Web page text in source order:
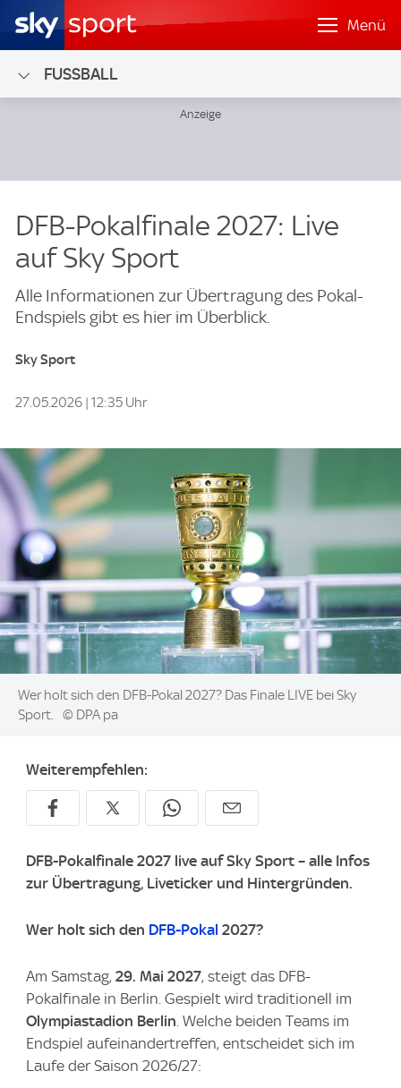
Menü
FUSSBALL
DFB-Pokalfinale 2027: Live
auf Sky Sport
Alle Informationen zur Übertragung des Pokal-
Endspiels gibt es hier im Überblick.
Sky Sport
27.05.2026 | 12:35 Uhr
Image:
Wer holt sich den DFB-Pokal 2027? Das Finale LIVE bei Sky
Sport.
© DPA pa
Weiterempfehlen:
DFB-Pokalfinale 2027 live auf Sky Sport – alle Infos
zur Übertragung, Liveticker und Hintergründen.
Wer holt sich den DFB-Pokal 2027?
Am Samstag, 29. Mai 2027, steigt das DFB-
Pokalfinale in Berlin. Gespielt wird traditionell im
Olympiastadion Berlin. Welche beiden Teams im
Endspiel aufeinandertreffen, entscheidet sich im
Laufe der Saison 2026/27: